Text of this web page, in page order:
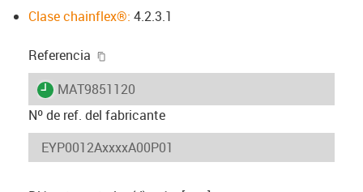
Clase chainflex®: 4.2.3.1
Referencia
igus-icon-lieferzeit
MAT9851120
Nº de ref. del fabricante